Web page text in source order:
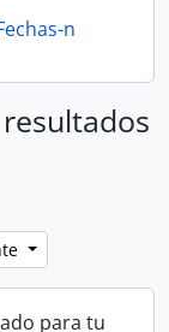
n
para tu